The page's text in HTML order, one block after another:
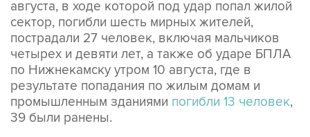
августа, в ходе которой под удар попал жилой
сектор, погибли шесть мирных жителей,
пострадали 27 человек, включая мальчиков
четырех и девяти лет, а также об ударе БПЛА
по Нижнекамску утром 10 августа, где в
результате попадания по жилым домам и
промышленным зданиями погибли 13 человек,
39 были ранены.